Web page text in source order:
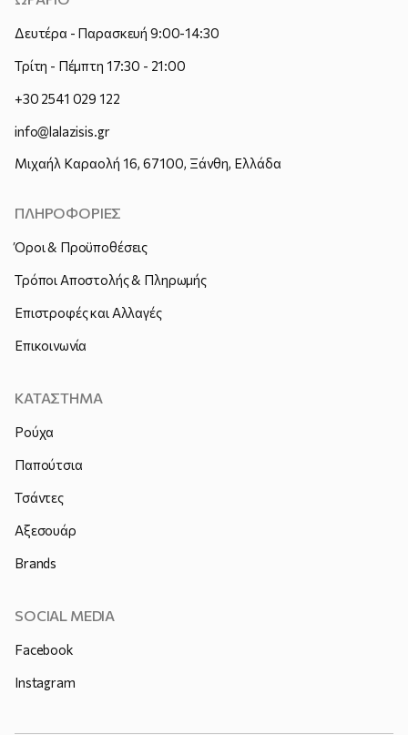
Δευτέρα - Παρασκευή 9:00-14:30
Τρίτη - Πέμπτη 17:30 - 21:00
+30 2541 029 122
info@lalazisis.gr
Μιχαήλ Καραολή 16, 67100, Ξάνθη, Ελλάδα
ΠΛΗΡΟΦΟΡΙΕΣ
Όροι & Προϋποθέσεις
Τρόποι Αποστολής & Πληρωμής
Επιστροφές και Αλλαγές
Επικοινωνία
ΚΑΤΑΣΤΗΜΑ
Ρούχα
Παπούτσια
Τσάντες
Αξεσουάρ
Brands
SOCIAL MEDIA
Facebook
Instagram